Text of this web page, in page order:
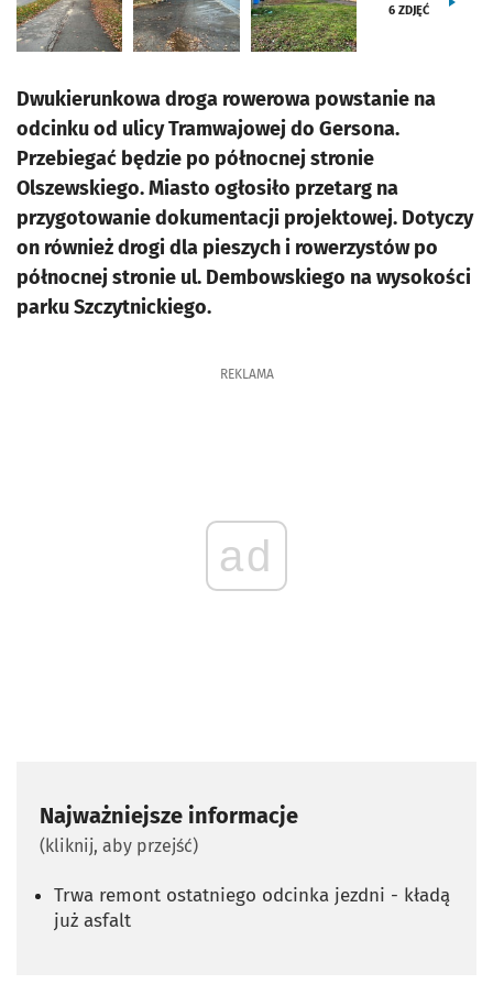
6 ZDJĘĆ
Dwukierunkowa droga rowerowa powstanie na
odcinku od ulicy Tramwajowej do Gersona.
Przebiegać będzie po północnej stronie
Olszewskiego. Miasto ogłosiło przetarg na
przygotowanie dokumentacji projektowej. Dotyczy
on również drogi dla pieszych i rowerzystów po
północnej stronie ul. Dembowskiego na wysokości
parku Szczytnickiego.
REKLAMA
ad
Najważniejsze informacje
(kliknij, aby przejść)
Trwa remont ostatniego odcinka jezdni - kładą
już asfalt